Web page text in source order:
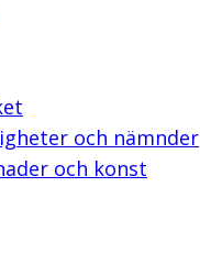
och nämnder
och konst